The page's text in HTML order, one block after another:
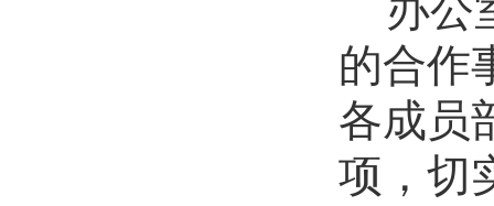
办公
的合作
各成员
项，切